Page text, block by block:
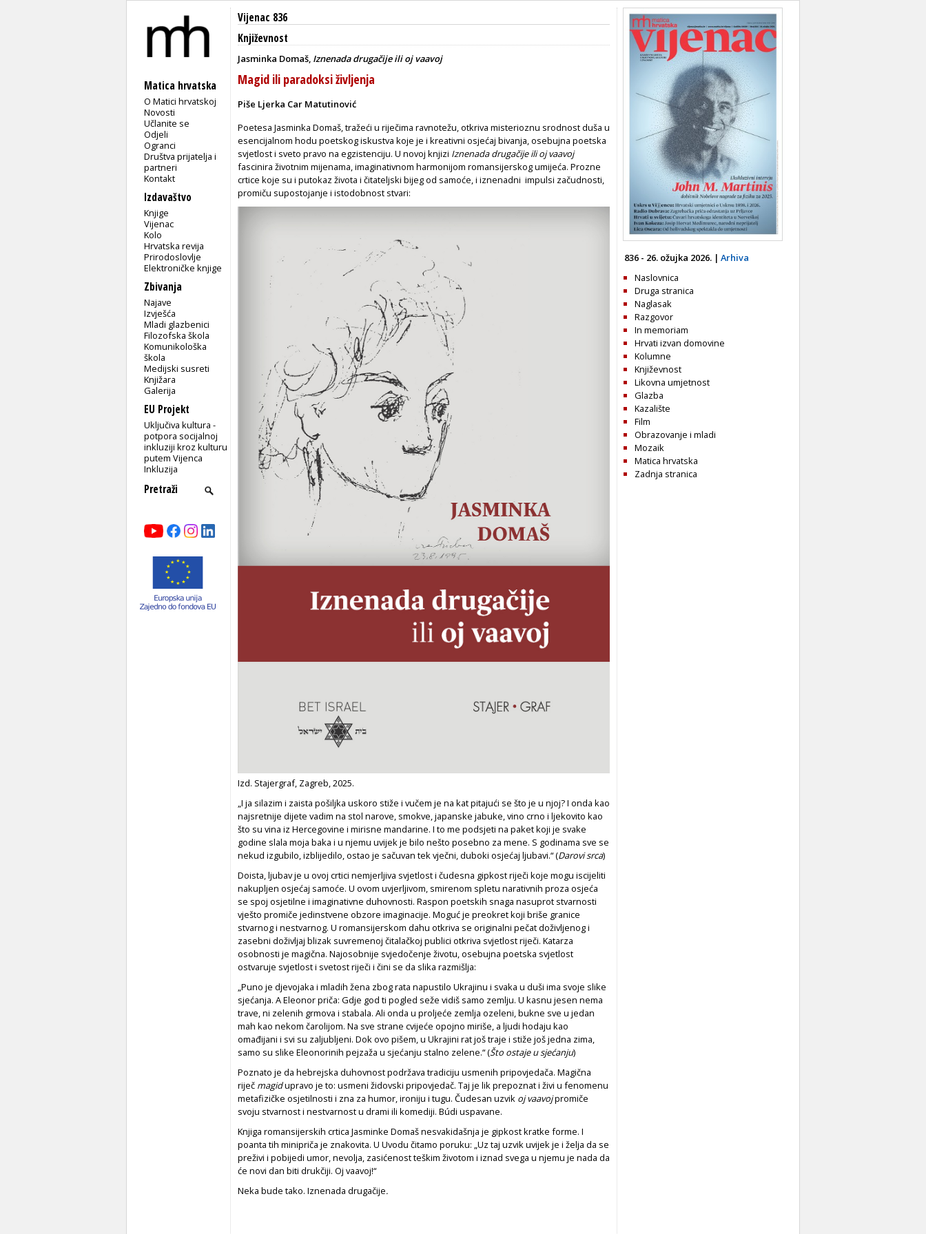
Matica hrvatska
O Matici hrvatskoj
Novosti
Učlanite se
Odjeli
Ogranci
Društva prijatelja i
partneri
Kontakt
Izdavaštvo
Knjige
Vijenac
Kolo
Hrvatska revija
Prirodoslovlje
Elektroničke knjige
Zbivanja
Najave
Izvješća
Mladi glazbenici
Filozofska škola
Komunikološka
škola
Medijski susreti
Knjižara
Galerija
EU Projekt
Uključiva kultura -
potpora socijalnoj
inkluziji kroz kulturu
putem Vijenca
Inkluzija
Vijenac 836
Književnost
Jasminka Domaš, Iznenada drugačije ili oj vaavoj
Magid ili paradoksi življenja
Piše Ljerka Car Matutinović
Poetesa Jasminka Domaš, tražeći u riječima ravnotežu, otkriva misterioznu srodnost duša u
esencijalnom hodu poetskog iskustva koje je i kreativni osjećaj bivanja, osebujna poetska
svjetlost i sveto pravo na egzistenciju. U novoj knjizi Iznenada drugačije ili oj vaavoj
fascinira životnim mijenama, imaginativnom harmonijom romansijerskog umijeća. Prozne
crtice koje su i putokaz života i čitateljski bijeg od samoće, i iznenadni impulsi začudnosti,
promiču supostojanje i istodobnost stvari:
Izd. Stajergraf, Zagreb, 2025.
„I ja silazim i zaista pošiljka uskoro stiže i vučem je na kat pitajući se što je u njoj? I onda kao
najsretnije dijete vadim na stol narove, smokve, japanske jabuke, vino crno i ljekovito kao
što su vina iz Hercegovine i mirisne mandarine. I to me podsjeti na paket koji je svake
godine slala moja baka i u njemu uvijek je bilo nešto posebno za mene. S godinama sve se
nekud izgubilo, izblijedilo, ostao je sačuvan tek vječni, duboki osjećaj ljubavi.“ (Darovi srca)
Doista, ljubav je u ovoj crtici nemjerljiva svjetlost i čudesna gipkost riječi koje mogu iscijeliti
nakupljen osjećaj samoće. U ovom uvjerljivom, smirenom spletu narativnih proza osjeća
se spoj osjetilne i imaginativne duhovnosti. Raspon poetskih snaga nasuprot stvarnosti
vješto promiče jedinstvene obzore imaginacije. Moguć je preokret koji briše granice
stvarnog i nestvarnog. U romansijerskom dahu otkriva se originalni pečat doživljenog i
zasebni doživljaj blizak suvremenoj čitalačkoj publici otkriva svjetlost riječi. Katarza
osobnosti je magična. Najosobnije svjedočenje životu, osebujna poetska svjetlost
ostvaruje svjetlost i svetost riječi i čini se da slika razmišlja:
„Puno je djevojaka i mladih žena zbog rata napustilo Ukrajinu i svaka u duši ima svoje slike
sjećanja. A Eleonor priča: Gdje god ti pogled seže vidiš samo zemlju. U kasnu jesen nema
trave, ni zelenih grmova i stabala. Ali onda u proljeće zemlja ozeleni, bukne sve u jedan
mah kao nekom čarolijom. Na sve strane cvijeće opojno miriše, a ljudi hodaju kao
omađijani i svi su zaljubljeni. Dok ovo pišem, u Ukrajini rat još traje i stiže još jedna zima,
samo su slike Eleonorinih pejzaža u sjećanju stalno zelene.“ (Što ostaje u sjećanju)
Poznato je da hebrejska duhovnost podržava tradiciju usmenih pripovjedača. Magična
riječ magidupravo je to: usmeni židovski pripovjedač. Taj je lik prepoznat i živi u fenomenu
metafizičke osjetilnosti i zna za humor, ironiju i tugu. Čudesan uzvik oj vaavojpromiče
svoju stvarnost i nestvarnost u drami ili komediji. Búdi uspavane.
Knjiga romansijerskih crtica Jasminke Domaš nesvakidašnja je gipkost kratke forme. I
poanta tih minipriča je znakovita. U Uvodu čitamo poruku: „Uz taj uzvik uvijek je i želja da se
preživi i pobijedi umor, nevolja, zasićenost teškim životom i iznad svega u njemu je nada da
će novi dan biti drukčiji. Oj vaavoj!“
Neka bude tako. Iznenada drugačije.
836 - 26. ožujka 2026. | Arhiva
Naslovnica
Druga stranica
Naglasak
Razgovor
In memoriam
Hrvati izvan domovine
Kolumne
Književnost
Likovna umjetnost
Glazba
Kazalište
Film
Obrazovanje i mladi
Mozaik
Matica hrvatska
Zadnja stranica